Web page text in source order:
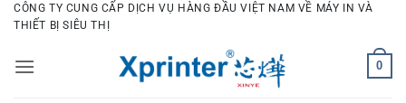
Bỏ
qua
dung
CÔNG TY CUNG CẤP DỊCH VỤ HÀNG ĐẦU VIỆT NAM VỀ MÁY IN VÀ
THIẾT BỊ SIÊU THỊ
0